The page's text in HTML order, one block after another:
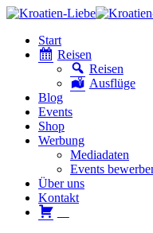
Start
Reisen
Reisen
Ausflüge
Blog
Events
Shop
Werbung
Mediadaten
Events
Über uns
Kontakt